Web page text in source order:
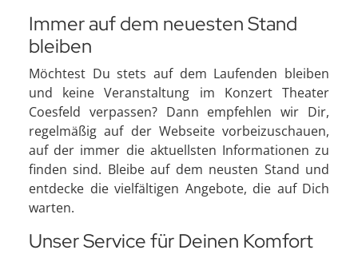
Immer auf dem neuesten Stand
bleiben
Möchtest Du stets auf dem Laufenden bleiben
und keine Veranstaltung im Konzert Theater
Coesfeld verpassen? Dann empfehlen wir Dir,
regelmäßig auf der Webseite vorbeizuschauen,
auf der immer die aktuellsten Informationen zu
finden sind. Bleibe auf dem neusten Stand und
entdecke die vielfältigen Angebote, die auf Dich
warten.
Unser Service für Deinen Komfort